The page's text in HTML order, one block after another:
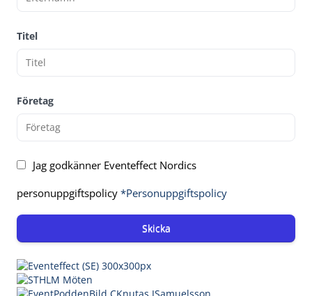
Titel
Företag
Jag godkänner Eventeffect Nordics
personuppgiftspolicy *Personuppgiftspolicy
Skicka